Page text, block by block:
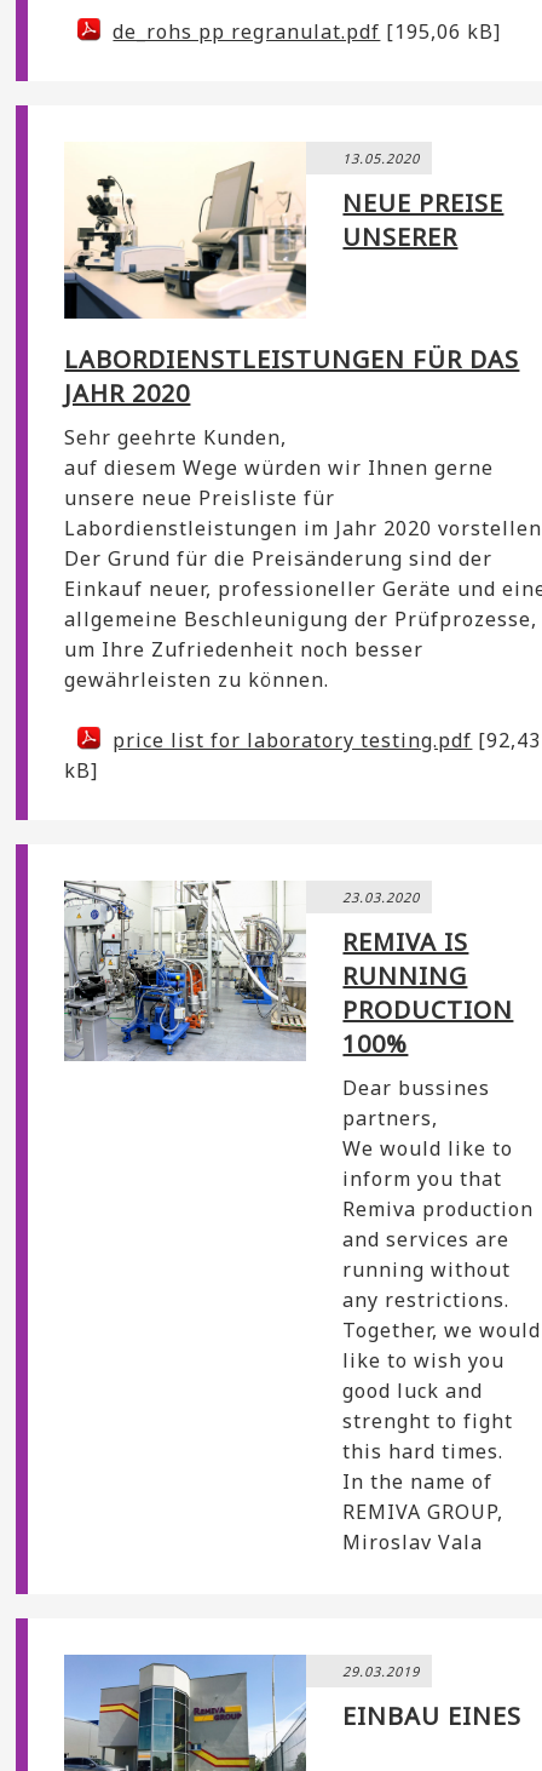
de_rohs pp regranulat.pdf [195,06 kB]
13.05.2020
NEUE PREISE
UNSERER
LABORDIENSTLEISTUNGEN FÜR DAS
JAHR 2020
Sehr geehrte Kunden,
auf diesem Wege würden wir Ihnen gerne
unsere neue Preisliste für
Labordienstleistungen im Jahr 2020
Der Grund für die Preisänderung sind der
Einkauf neuer, professioneller Geräte und
allgemeine Beschleunigung der Prüfprozesse,
um Ihre Zufriedenheit noch besser
gewährleisten zu können.
price list for laboratory testing.pdf [92,43
kB]
23.03.2020
REMIVA IS
RUNNING
PRODUCTION
100%
Dear bussines
partners,
We would like to
inform you that
Remiva production
and services are
running without
any restrictions.
Together, we would
like to wish you
good luck and
strenght to fight
this hard times.
In the name of
REMIVA GROUP,
Miroslav Vala
29.03.2019
EINBAU EINES